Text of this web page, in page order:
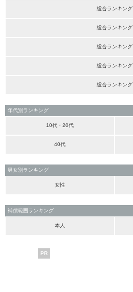
総合ランキング
総合ランキング
総合ランキング
総合ランキング
総合ランキング
年代別ランキング
10代・20代
40代
男女別ランキング
女性
補償範囲ランキング
本人
PR